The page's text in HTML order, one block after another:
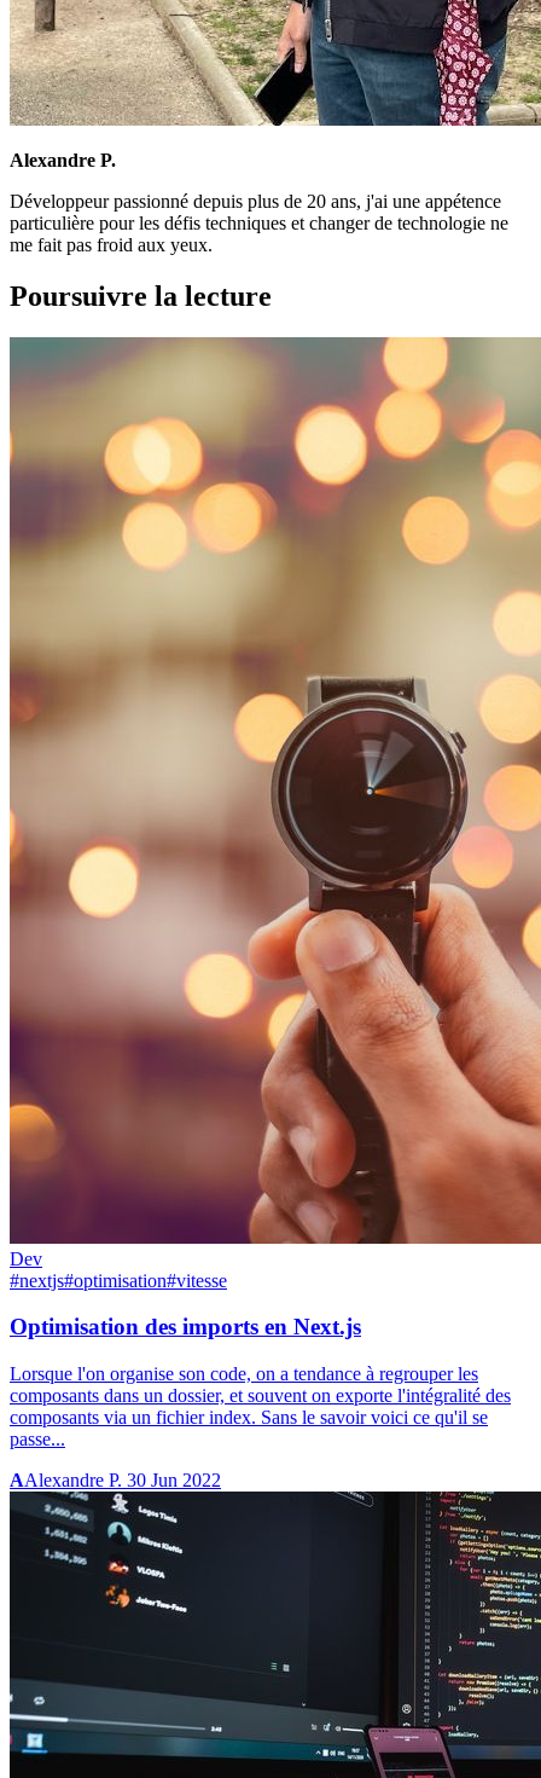
Alexandre P.
Développeur passionné depuis plus de 20 ans, j'ai une appétence
particulière pour les défis techniques et changer de technologie ne
me fait pas froid aux yeux.
Poursuivre la lecture
Dev
#nextjs#optimisation#vitesse
Optimisation des imports en Next.js
Lorsque l'on organise son code, on a tendance à regrouper les
composants dans un dossier, et souvent on exporte l'intégralité des
composants via un fichier index. Sans le savoir voici ce qu'il se
passe...
AAlexandre P. 30 Jun 2022